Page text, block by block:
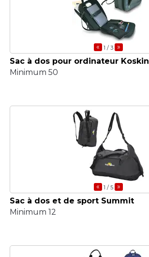
« 1 / 3 »
Sac à dos pour ordinateur Koskin
Minimum 50
« 1 / 5 »
Sac à dos et de sport Summit
Minimum 12